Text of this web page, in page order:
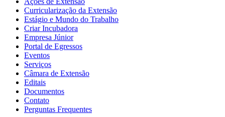
Curricularização da Extensão
Estágio e Mundo do Trabalho
Criar Incubadora
Empresa Júnior
Portal de Egressos
Eventos
Serviços
Câmara de Extensão
Editais
Documentos
Contato
Perguntas Frequentes